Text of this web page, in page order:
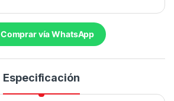
Comprar vía WhatsApp
Especificación